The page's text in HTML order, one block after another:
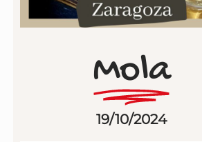
Mola
19/10/2024